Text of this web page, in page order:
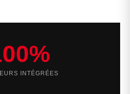
INTÉGRÉES